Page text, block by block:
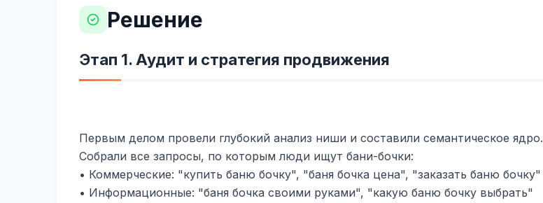
Решение
Этап 1. Аудит и стратегия продвижения
Первым делом провели глубокий анализ ниши и составили семантическое ядро.
Собрали все запросы, по которым люди ищут бани-бочки:
• Коммерческие: "купить баню бочку", "баня бочка цена", "заказать баню бочку"
• Информационные: "баня бочка своими руками", "какую баню бочку выбрать"